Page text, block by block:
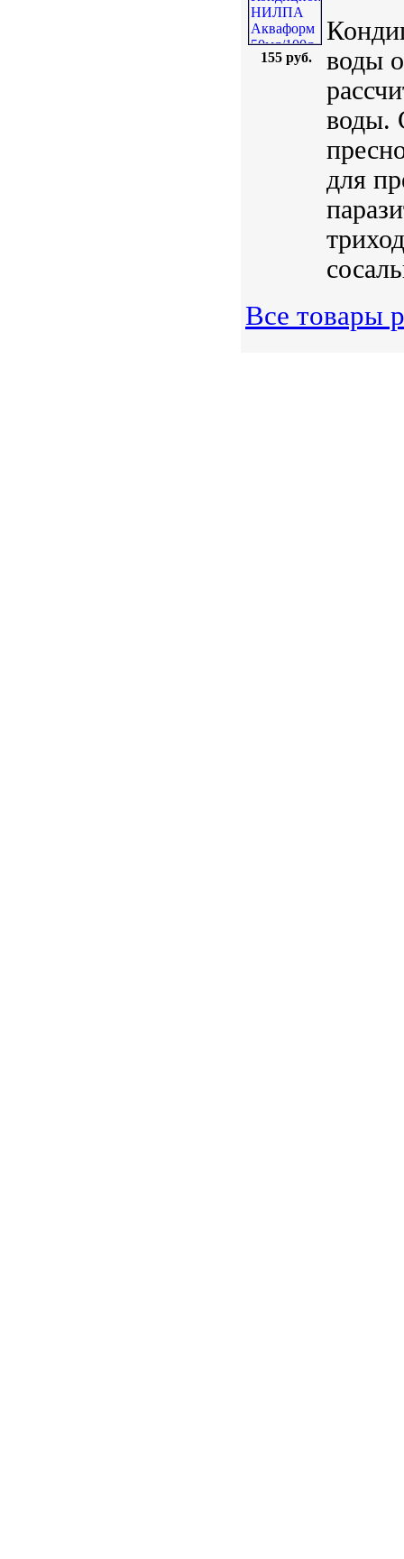
155 руб.
воды
воды.
для
Все товары